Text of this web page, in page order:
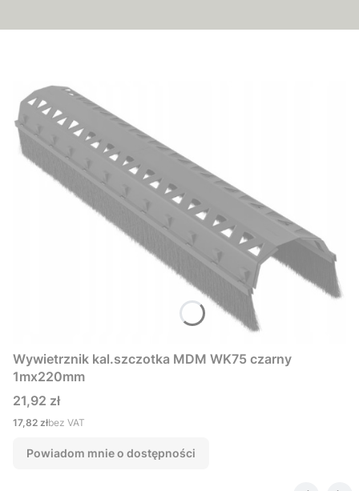
Wywietrznik kal.szczotka MDM WK75 czarny
1mx220mm
Cena
21,92 zł
Cena
17,82 złbez VAT
Powiadom mnie o dostępności